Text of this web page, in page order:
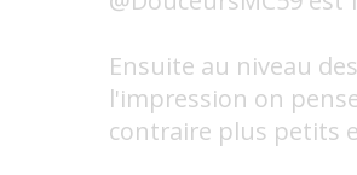
Ensuite au niveau
l'impression on
contraire plus petits